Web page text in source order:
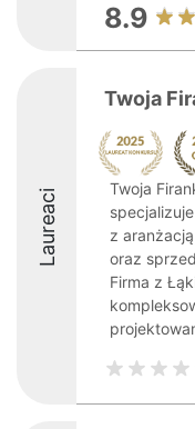
8.9
Laureaci
Twoja
Twoja
z
oraz
Firma z